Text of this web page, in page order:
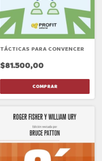
TÁCTICAS PARA CONVENCER
$81.500,00